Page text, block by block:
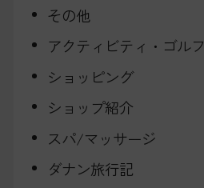
その他
アクティビティ・ゴルフ
ショッピング
ショップ紹介
スパ/マッサージ
ダナン旅行記